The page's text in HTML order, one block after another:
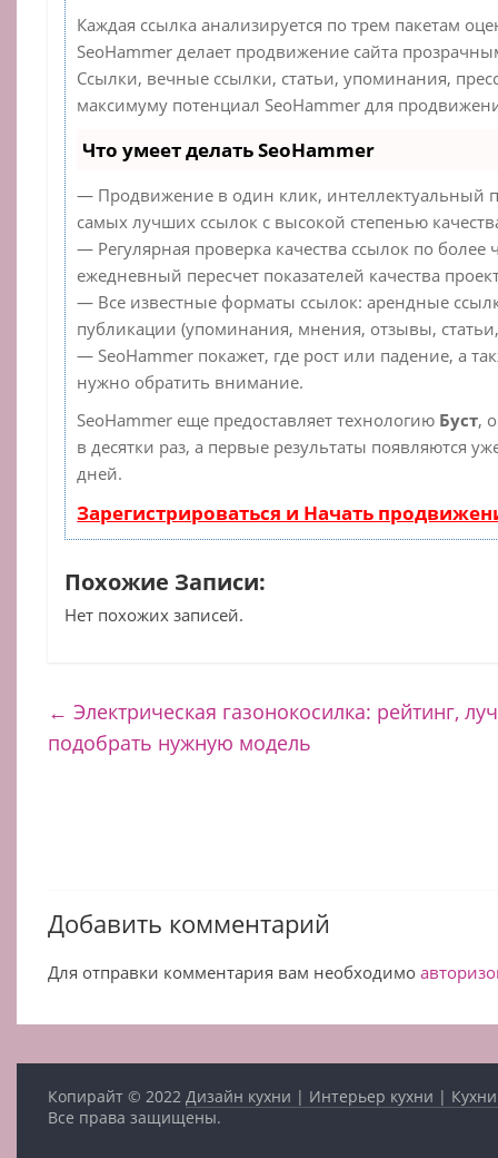
Каждая ссылка анализируется по трем пакетам
SeoHammer делает продвижение сайта
Ссылки, вечные ссылки, статьи, упоминания,
максимуму потенциал SeoHammer для
Что умеет делать SeoHammer
— Продвижение в один клик, интеллектуальный
самых лучших ссылок с высокой степенью
— Регулярная проверка качества ссылок по более
ежедневный пересчет показателей качества
— Все известные форматы ссылок: арендные
публикации (упоминания, мнения, отзывы,
— SeoHammer покажет, где рост или падение, а
нужно обратить внимание.
SeoHammer еще предоставляет технологию Буст,
в десятки раз, а первые результаты появляются
дней.
Зарегистрироваться и Начать
Похожие Записи:
Нет похожих записей.
← Электрическая газонокосилка: рейтинг,
подобрать нужную модель
Добавить комментарий
Для отправки комментария вам необходимо
Копирайт © 2022Дизайн кухни | Интерьер кухни |
Все права защищены.